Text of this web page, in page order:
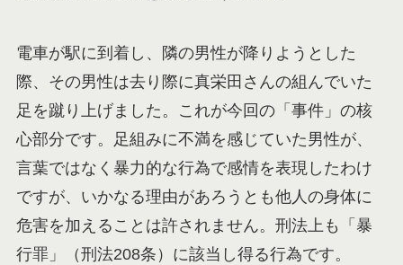
電車が駅に到着し、隣の男性が降りようとした
際、その男性は去り際に真栄田さんの組んでいた
足を蹴り上げました。これが今回の「事件」の核
心部分です。足組みに不満を感じていた男性が、
言葉ではなく暴力的な行為で感情を表現したわけ
ですが、いかなる理由があろうとも他人の身体に
危害を加えることは許されません。刑法上も「暴
行罪」（刑法208条）に該当し得る行為です。